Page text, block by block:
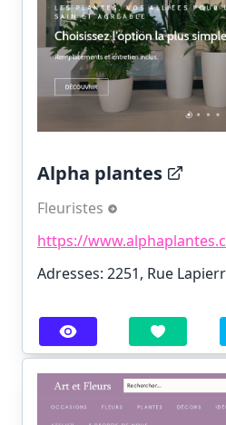
Alpha plantes
Fleuristes
https://
Adresses: 2251, Rue